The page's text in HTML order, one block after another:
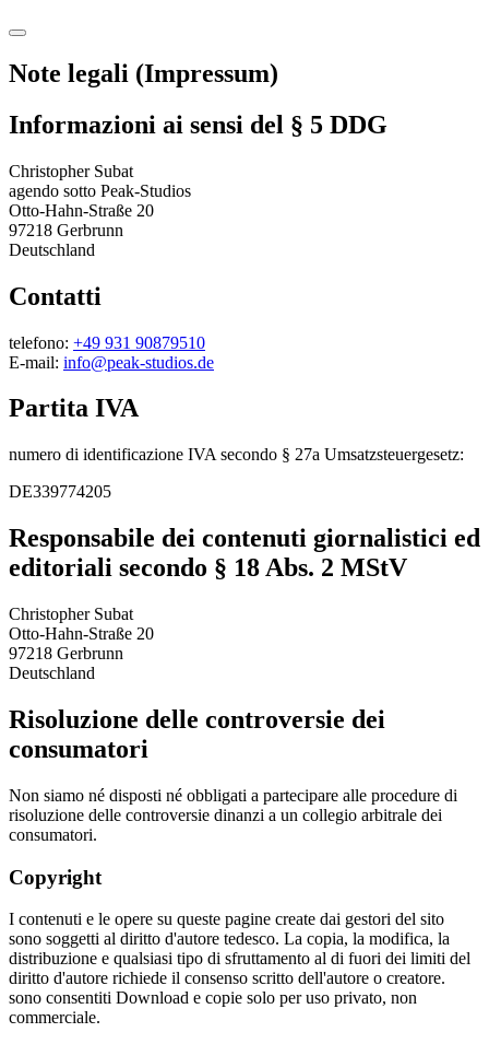
Note legali (Impressum)
Informazioni ai sensi del § 5 DDG
Christopher Subat
agendo sotto Peak-Studios
Otto-Hahn-Straße 20
97218 Gerbrunn
Deutschland
Contatti
telefono: +49 931 90879510
E-mail: info@peak-studios.de
Partita IVA
numero di identificazione IVA secondo § 27a Umsatzsteuergesetz:
DE339774205
Responsabile dei contenuti giornalistici ed
editoriali secondo § 18 Abs. 2 MStV
Christopher Subat
Otto-Hahn-Straße 20
97218 Gerbrunn
Deutschland
Risoluzione delle controversie dei
consumatori
Non siamo né disposti né obbligati a partecipare alle procedure di
risoluzione delle controversie dinanzi a un collegio arbitrale dei
consumatori.
Copyright
I contenuti e le opere su queste pagine create dai gestori del sito
sono soggetti al diritto d'autore tedesco. La copia, la modifica, la
distribuzione e qualsiasi tipo di sfruttamento al di fuori dei limiti del
diritto d'autore richiede il consenso scritto dell'autore o creatore.
sono consentiti Download e copie solo per uso privato, non
commerciale.